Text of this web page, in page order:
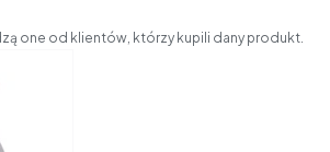
one od klientów, którzy kupili dany produkt.